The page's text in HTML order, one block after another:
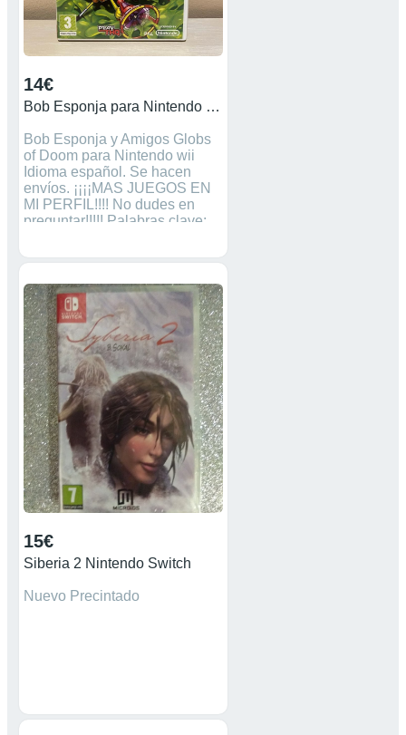
14€
Bob Esponja para Nintendo Wii
Bob Esponja y Amigos Globs
of Doom para Nintendo wii
Idioma español. Se hacen
envíos. ¡¡¡¡MAS JUEGOS EN
MI PERFIL!!!! No dudes en
preguntar!!!!! Palabras clave:
Mario, pokemon, wii, mandos,
dance, fifa, pes, sonic,
coleccionistas, mando, kart,
videojuegos, zelda, wario,
donkey Kong, Pokémon.
15€
Siberia 2 Nintendo Switch
Nuevo Precintado